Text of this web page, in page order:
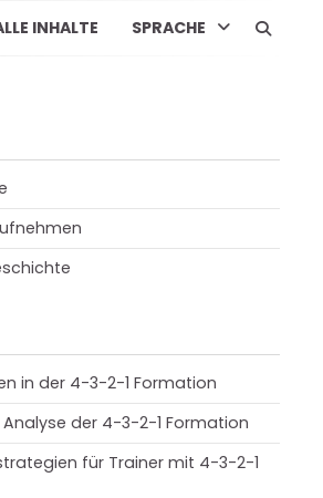
INHALTE SPRACHE
in der 4-3-2-1 Formation
der 4-3-2-1 Formation
für Trainer mit 4-3-2-1